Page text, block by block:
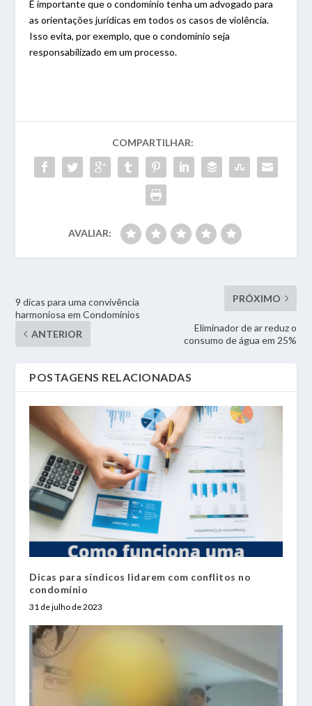
É importante que o condomínio tenha um advogado para
as orientações jurídicas em todos os casos de violência.
Isso evita, por exemplo, que o condomínio seja
responsabilizado em um processo.
COMPARTILHAR:
AVALIAR:
9 dicas para uma convivência
harmoniosa em Condomínios
ANTERIOR
PRÓXIMO
Eliminador de ar reduz o
consumo de água em 25%
POSTAGENS RELACIONADAS
Dicas para síndicos lidarem com conflitos no
condomínio
31 de julho de 2023